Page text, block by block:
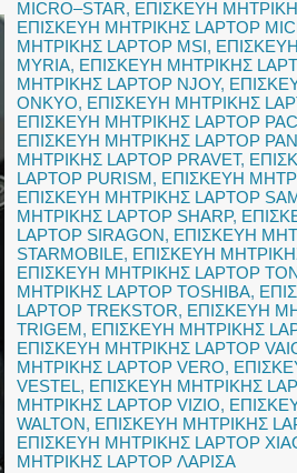
MICRO–STAR, ΕΠΙΣΚΕΥΗ
ΕΠΙΣΚΕΥΗ ΜΗΤΡΙΚΗΣ LAPTOP
ΜΗΤΡΙΚΗΣ LAPTOP MSI,
MYRIA, ΕΠΙΣΚΕΥΗ ΜΗΤΡΙΚΗΣ
ΜΗΤΡΙΚΗΣ LAPTOP NJOY,
ONKYO, ΕΠΙΣΚΕΥΗ ΜΗΤΡΙΚΗΣ
ΕΠΙΣΚΕΥΗ ΜΗΤΡΙΚΗΣ LAPTOP
ΕΠΙΣΚΕΥΗ ΜΗΤΡΙΚΗΣ LAPTOP
ΜΗΤΡΙΚΗΣ LAPTOP PRAVET,
LAPTOP PURISM, ΕΠΙΣΚΕΥΗ
ΕΠΙΣΚΕΥΗ ΜΗΤΡΙΚΗΣ LAPTOP
ΜΗΤΡΙΚΗΣ LAPTOP SHARP,
LAPTOP SIRAGON, ΕΠΙΣΚΕΥΗ
STARMOBILE, ΕΠΙΣΚΕΥΗ
ΕΠΙΣΚΕΥΗ ΜΗΤΡΙΚΗΣ LAPTOP
ΜΗΤΡΙΚΗΣ LAPTOP TOSHIBA,
LAPTOP TREKSTOR, ΕΠΙΣΚΕΥΗ
TRIGEM, ΕΠΙΣΚΕΥΗ ΜΗΤΡΙΚΗΣ
ΕΠΙΣΚΕΥΗ ΜΗΤΡΙΚΗΣ LAPTOP
ΜΗΤΡΙΚΗΣ LAPTOP VERO,
VESTEL, ΕΠΙΣΚΕΥΗ ΜΗΤΡΙΚΗΣ
ΜΗΤΡΙΚΗΣ LAPTOP VIZIO,
WALTON, ΕΠΙΣΚΕΥΗ ΜΗΤΡΙΚΗΣ
ΕΠΙΣΚΕΥΗ ΜΗΤΡΙΚΗΣ LAPTOP
ΜΗΤΡΙΚΗΣ LAPTOP ΛΑΡΙΣΑ